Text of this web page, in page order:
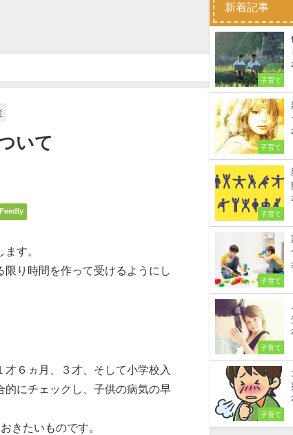
いて
Feedly
す。
り時間を作って受けるようにし
６ヵ月、３才、そして小学校入
にチェックし、子供の病気の早
きたいものです。
新着記事
子育て
子育て
子育て
子育て
子育て
子育て